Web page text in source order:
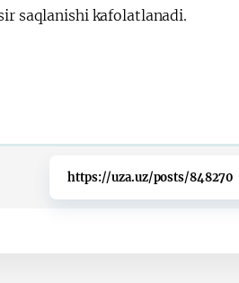
saqlanishi kafolatlanadi.
https://uza.uz/posts/848270